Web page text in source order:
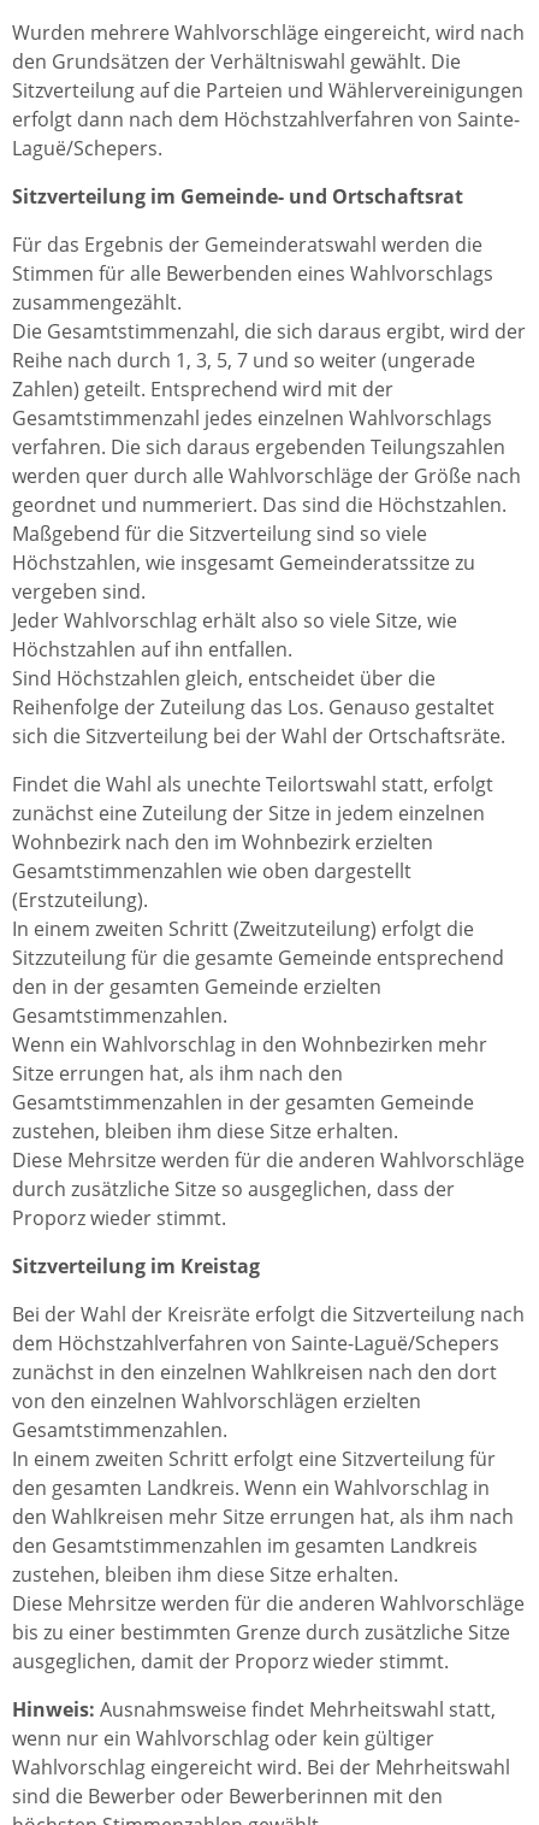
Wurden mehrere Wahlvorschläge eingereicht, wird nach
den Grundsätzen der Verhältniswahl gewählt. Die
Sitzverteilung auf die Parteien und Wählervereinigungen
erfolgt dann nach dem Höchstzahlverfahren von Sainte-
Laguë/Schepers.
Sitzverteilung im Gemeinde- und Ortschaftsrat
Für das Ergebnis der Gemeinderatswahl werden die
Stimmen für alle Bewerbenden eines Wahlvorschlags
zusammengezählt.
Die Gesamtstimmenzahl, die sich daraus ergibt, wird der
Reihe nach durch 1, 3, 5, 7 und so weiter (ungerade
Zahlen) geteilt. Entsprechend wird mit der
Gesamtstimmenzahl jedes einzelnen Wahlvorschlags
verfahren. Die sich daraus ergebenden Teilungszahlen
werden quer durch alle Wahlvorschläge der Größe nach
geordnet und nummeriert. Das sind die Höchstzahlen.
Maßgebend für die Sitzverteilung sind so viele
Höchstzahlen, wie insgesamt Gemeinderatssitze zu
vergeben sind.
Jeder Wahlvorschlag erhält also so viele Sitze, wie
Höchstzahlen auf ihn entfallen.
Sind Höchstzahlen gleich, entscheidet über die
Reihenfolge der Zuteilung das Los. Genauso gestaltet
sich die Sitzverteilung bei der Wahl der Ortschaftsräte.
Findet die Wahl als unechte Teilortswahl statt, erfolgt
zunächst eine Zuteilung der Sitze in jedem einzelnen
Wohnbezirk nach den im Wohnbezirk erzielten
Gesamtstimmenzahlen wie oben dargestellt
(Erstzuteilung).
In einem zweiten Schritt (Zweitzuteilung) erfolgt die
Sitzzuteilung für die gesamte Gemeinde entsprechend
den in der gesamten Gemeinde erzielten
Gesamtstimmenzahlen.
Wenn ein Wahlvorschlag in den Wohnbezirken mehr
Sitze errungen hat, als ihm nach den
Gesamtstimmenzahlen in der gesamten Gemeinde
zustehen, bleiben ihm diese Sitze erhalten.
Diese Mehrsitze werden für die anderen Wahlvorschläge
durch zusätzliche Sitze so ausgeglichen, dass der
Proporz wieder stimmt.
Sitzverteilung im Kreistag
Bei der Wahl der Kreisräte erfolgt die Sitzverteilung nach
dem Höchstzahlverfahren von Sainte-Laguë/Schepers
zunächst in den einzelnen Wahlkreisen nach den dort
von den einzelnen Wahlvorschlägen erzielten
Gesamtstimmenzahlen.
In einem zweiten Schritt erfolgt eine Sitzverteilung für
den gesamten Landkreis. Wenn ein Wahlvorschlag in
den Wahlkreisen mehr Sitze errungen hat, als ihm nach
den Gesamtstimmenzahlen im gesamten Landkreis
zustehen, bleiben ihm diese Sitze erhalten.
Diese Mehrsitze werden für die anderen Wahlvorschläge
bis zu einer bestimmten Grenze durch zusätzliche Sitze
ausgeglichen, damit der Proporz wieder stimmt.
Hinweis: Ausnahmsweise findet Mehrheitswahl statt,
wenn nur ein Wahlvorschlag oder kein gültiger
Wahlvorschlag eingereicht wird. Bei der Mehrheitswahl
sind die Bewerber oder Bewerberinnen mit den